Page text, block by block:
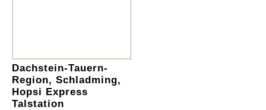
Dachstein-Tauern-
Region, Schladming,
Hopsi Express
Talstation